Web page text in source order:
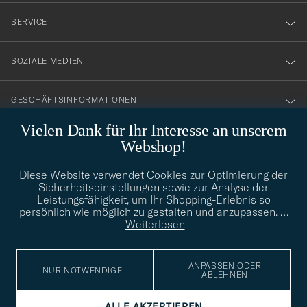
Vielen Dank für Ihr Interesse an unserem
Webshop!
Diese Website verwendet Cookies zur Optimierung der
Sicherheitseinstellungen sowie zur Analyse der
Leistungsfähigkeit, um Ihr Shopping-Erlebnis so
persönlich wie möglich zu gestalten und anzupassen. …
Weiterlesen
NUR NOTWENDIGE
ANPASSEN ODER
ABLEHNEN
nyhetsbrev!
SERVICE
SOZIALE MEDIEN
GESCHÄFTSINFORMATIONEN
info@careofcarl.de
Benötigen Sie Hilfe bei der Suche nach Ihrem persönlichen Stil?
Wenden Sie sich an uns, wir helfen Ihnen gerne weiter!
STILBERATUNG